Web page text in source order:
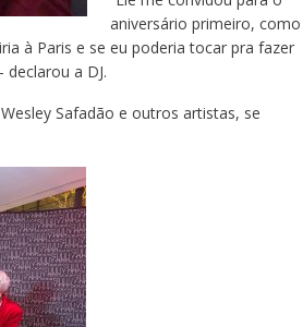
aniversário primeiro, como
à Paris e se eu poderia tocar pra fazer
a DJ.
Safadão e outros artistas, se